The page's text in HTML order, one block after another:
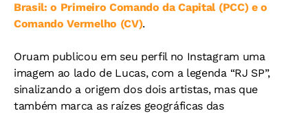
Brasil: o Primeiro Comando da Capital (PCC) e o
Comando Vermelho (CV).
Oruam publicou em seu perfil no Instagram uma
imagem ao lado de Lucas, com a legenda “RJ SP”,
sinalizando a origem dos dois artistas, mas que
também marca as raízes geográficas das